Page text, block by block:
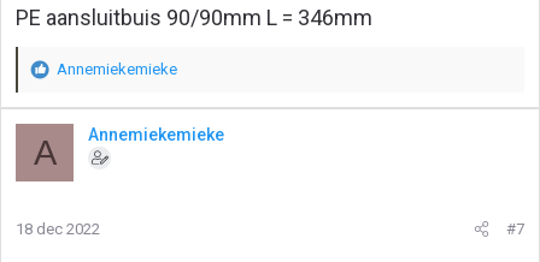
PE aansluitbuis 90/90mm L = 346mm
W
a
d
e
i
Annemiekemieke
A Annemiekemieke
18 dec 2022 #7